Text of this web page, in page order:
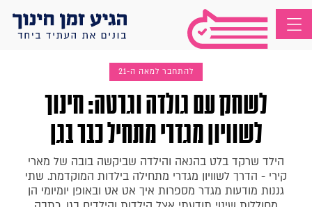
להתחבר למאה ה-21
לשחק עם גולדה וגרטה: חינוך
לשוויון מגדרי מתחיל כבר בגן
הילד שרקד בלט בהנאה והילדה שביקשה בובה של מארי
קירי - הדרך לשוויון מגדרי מתחילה בילדות המוקדמת. שתי
גננות מודעות מגדר מספרות איך אט אט ובאופן יומיומי הן